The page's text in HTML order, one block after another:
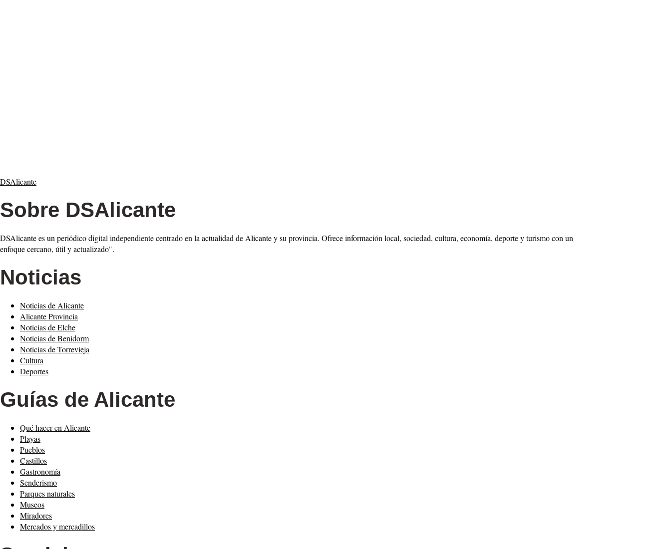
DSAlicante
Sobre DSAlicante
DSAlicante es un periódico digital independiente centrado en la actualidad de Alicante y su provincia. Ofrece información local, sociedad, cultura, economía, deporte y turismo con un
enfoque cercano, útil y actualizado".
Noticias
Noticias de Alicante
Alicante Provincia
Noticias de Elche
Noticias de Benidorm
Noticias de Torrevieja
Cultura
Deportes
Guías de Alicante
Qué hacer en Alicante
Playas
Pueblos
Castillos
Gastronomía
Senderismo
Parques naturales
Museos
Miradores
Mercados y mercadillos